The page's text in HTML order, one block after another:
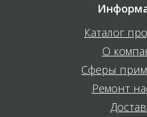
Каталог
О
Сферы
Ремонт